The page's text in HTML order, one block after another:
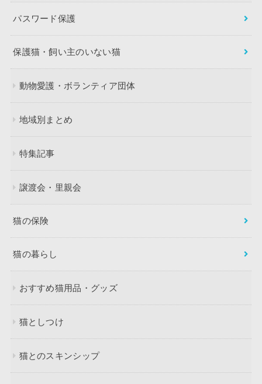
パスワード保護
保護猫・飼い主のいない猫
動物愛護・ボランティア団体
地域別まとめ
特集記事
譲渡会・里親会
猫の保険
猫の暮らし
おすすめ猫用品・グッズ
猫としつけ
猫とのスキンシップ